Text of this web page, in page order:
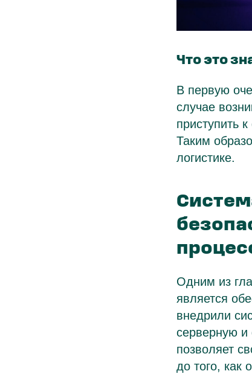
Что это
В первую
случае
приступить
Таким
логистике.
Одним из
является
внедрили
серверную и
позволяет
до того, как